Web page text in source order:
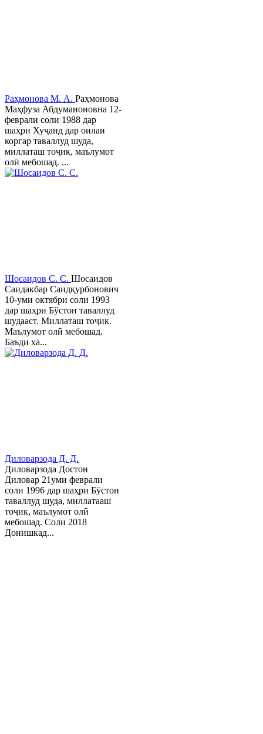
Раҳмонова М. А. Раҳмонова
Маҳфуза Абдуманоновна 12-
феврали соли 1988 дар
шаҳри Хуҷанд дар оилаи
коргар таваллуд шуда,
миллаташ тоҷик, маълумот
олӣ мебошад. ...
Шосаидов С. С. Шосаидов
Саидакбар Саидқурбонович
10-уми октябри соли 1993
дар шаҳри Бўстон таваллуд
шудааст. Миллаташ тоҷик.
Маълумот олӣ мебошад.
Баъди ха...
Диловарзода Д. Д.
Диловарзода Достон
Диловар 21уми феврали
соли 1996 дар шаҳри Бӯстон
таваллуд шуда, миллатааш
тоҷик, маълумот олӣ
мебошад. Соли 2018
Донишкад...